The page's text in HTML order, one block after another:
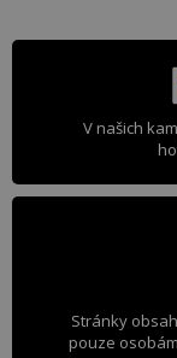
V našich
Stránky
pouze